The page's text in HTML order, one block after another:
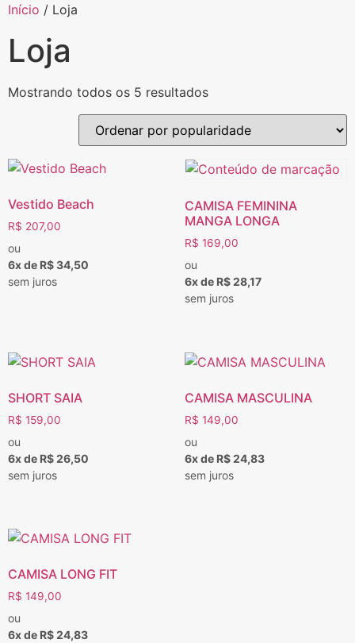
Início / Loja
Loja
Mostrando todos os 5 resultados
Vestido Beach
R$ 207,00
ou
6x de R$ 34,50
sem juros
CAMISA FEMININA
MANGA LONGA
R$ 169,00
ou
6x de R$ 28,17
sem juros
SHORT SAIA
R$ 159,00
ou
6x de R$ 26,50
sem juros
CAMISA MASCULINA
R$ 149,00
ou
6x de R$ 24,83
sem juros
CAMISA LONG FIT
R$ 149,00
ou
6x de R$ 24,83